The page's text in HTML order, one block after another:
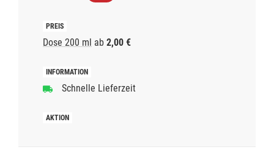
Dose 200 ml ab 2,00 €
Schnelle Lieferzeit